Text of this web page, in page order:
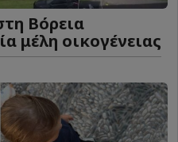
Βόρεια
μέλη οικογένειας